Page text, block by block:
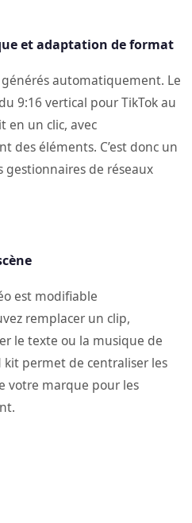
et adaptation de format
générés automatiquement. Le
9:16 vertical pour TikTok au
en un clic, avec
des éléments. C’est donc un
de réseaux
est modifiable
remplacer un clip,
le texte ou la musique de
permet de centraliser les
votre marque pour les